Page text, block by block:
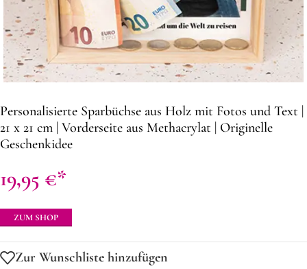
Personalisierte Sparbüchse aus Holz mit Fotos und Text |
21 x 21 cm | Vorderseite aus Methacrylat | Originelle
Geschenkidee
19,95 €
ZUM SHOP
Zur Wunschliste hinzufügen